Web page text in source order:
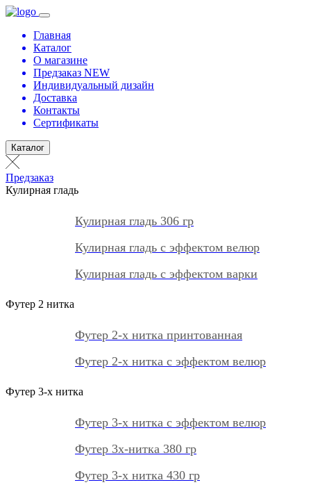
Главная
Каталог
О магазине
Предзаказ NEW
Индивидуальный дизайн
Доставка
Контакты
Сертификаты
Каталог
Предзаказ
Кулирная гладь
Кулирная гладь 306 гр
Кулирная гладь с эффектом велюр
Кулирная гладь с эффектом варки
Футер 2 нитка
Футер 2-х нитка принтованная
Футер 2-х нитка с эффектом велюр
Футер 3-х нитка
Футер 3-х нитка с эффектом велюр
Футер 3х-нитка 380 гр
Футер 3-х нитка 430 гр